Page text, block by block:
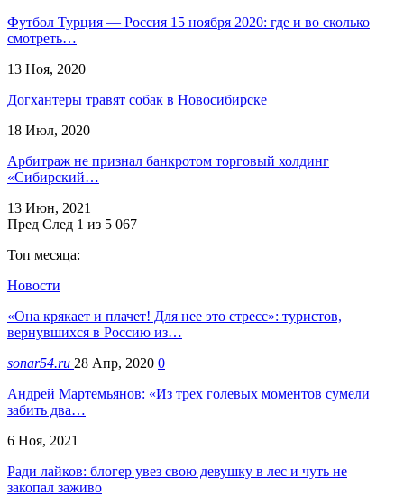
Футбол Турция — Россия 15 ноября 2020: где и во сколько
смотреть…
13 Ноя, 2020
Догхантеры травят собак в Новосибирске
18 Июл, 2020
Арбитраж не признал банкротом торговый холдинг
«Сибирский…
13 Июн, 2021
Пред След 1 из 5 067
Топ месяца:
Новости
«Она крякает и плачет! Для нее это стресс»: туристов,
вернувшихся в Россию из…
sonar54.ru 28 Апр, 2020 0
Андрей Мартемьянов: «Из трех голевых моментов сумели
забить два…
6 Ноя, 2021
Ради лайков: блогер увез свою девушку в лес и чуть не
закопал заживо